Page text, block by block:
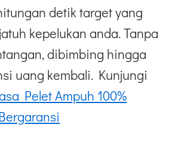
detik target yang
kepelukan anda. Tanpa
dibimbing hingga
uang kembali. Kunjungi
Pelet Ampuh 100%